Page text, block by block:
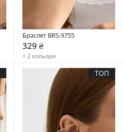
Браслет BRS-9755
329 ₴
+ 2 кольори
ТОП